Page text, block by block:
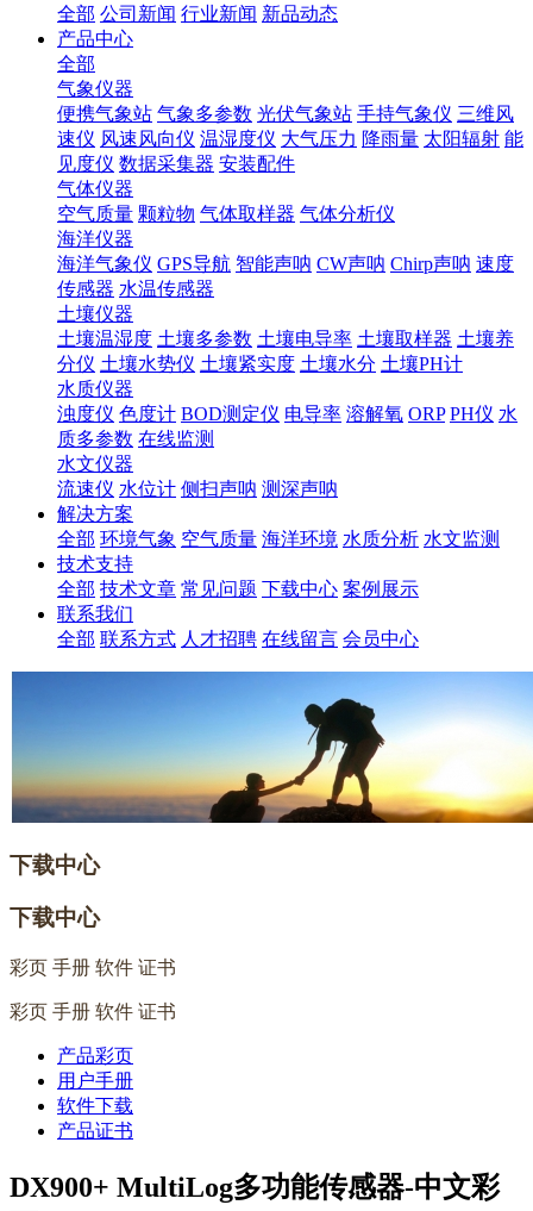
全部 公司新闻 行业新闻 新品动态
产品中心
全部
气象仪器
便携气象站 气象多参数 光伏气象站 手持气象仪 三维风
速仪 风速风向仪 温湿度仪 大气压力 降雨量 太阳辐射 能
见度仪 数据采集器 安装配件
气体仪器
空气质量 颗粒物 气体取样器 气体分析仪
海洋仪器
海洋气象仪 GPS导航 智能声呐 CW声呐 Chirp声呐 速度
传感器 水温传感器
土壤仪器
土壤温湿度 土壤多参数 土壤电导率 土壤取样器 土壤养
分仪 土壤水势仪 土壤紧实度 土壤水分 土壤PH计
水质仪器
浊度仪 色度计 BOD测定仪 电导率 溶解氧 ORP PH仪 水
质多参数 在线监测
水文仪器
流速仪 水位计 侧扫声呐 测深声呐
解决方案
全部 环境气象 空气质量 海洋环境 水质分析 水文监测
技术支持
全部 技术文章 常见问题 下载中心 案例展示
联系我们
全部 联系方式 人才招聘 在线留言 会员中心
下载中心
下载中心
彩页 手册 软件 证书
彩页 手册 软件 证书
产品彩页
用户手册
软件下载
产品证书
DX900+ MultiLog多功能传感器-中文彩